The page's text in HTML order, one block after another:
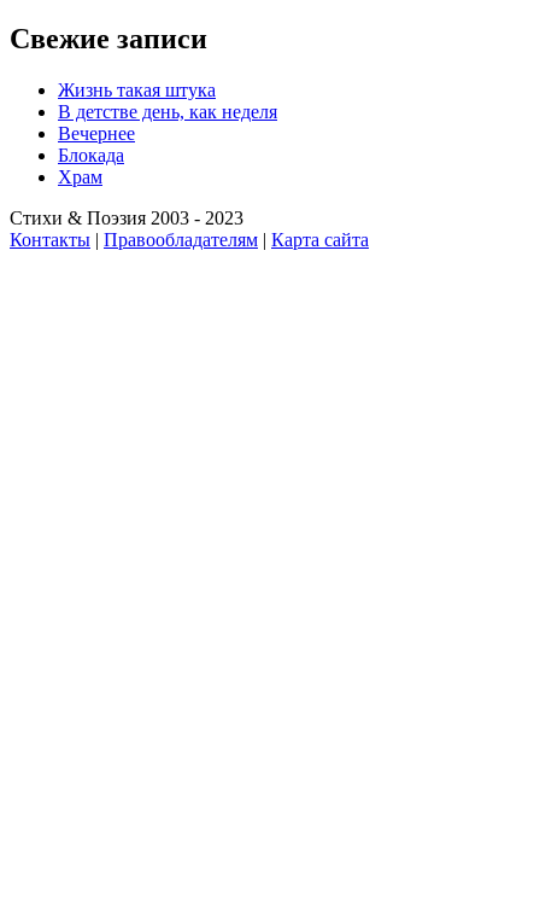
Свежие записи
Жизнь такая штука
В детстве день, как неделя
Вечернее
Блокада
Храм
Стихи & Поэзия 2003 - 2023
Контакты | Правообладателям | Карта сайта